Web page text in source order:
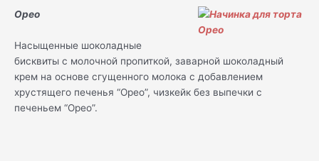
Орео
Насыщенные шоколадные
бисквиты с молочной пропиткой, заварной шоколадный
крем на основе сгущенного молока с добавлением
хрустящего печенья “Орео”, чизкейк без выпечки с
печеньем “Орео”.